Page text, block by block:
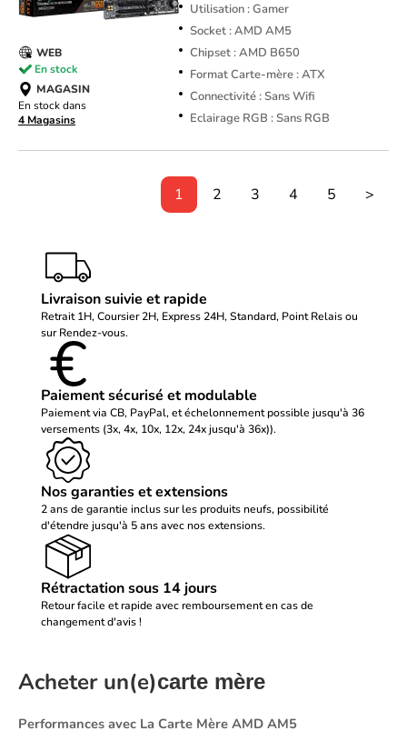
Utilisation : Gamer
Socket : AMD AM5
Chipset : AMD B650
Format Carte-mère : ATX
Connectivité : Sans Wifi
Eclairage RGB : Sans RGB
WEB
En stock
MAGASIN
En stock dans
4 Magasins
1 2 3 4 5 >
Livraison suivie et rapide
Retrait 1H, Coursier 2H, Express 24H, Standard, Point Relais ou
sur Rendez-vous.
Paiement sécurisé et modulable
Paiement via CB, PayPal, et échelonnement possible jusqu'à 36
versements (3x, 4x, 10x, 12x, 24x jusqu'à 36x)).
Nos garanties et extensions
2 ans de garantie inclus sur les produits neufs, possibilité
d'étendre jusqu'à 5 ans avec nos extensions.
Rétractation sous 14 jours
Retour facile et rapide avec remboursement en cas de
changement d'avis !
Acheter un(e)carte mère
Performances avec La Carte Mère AMD AM5